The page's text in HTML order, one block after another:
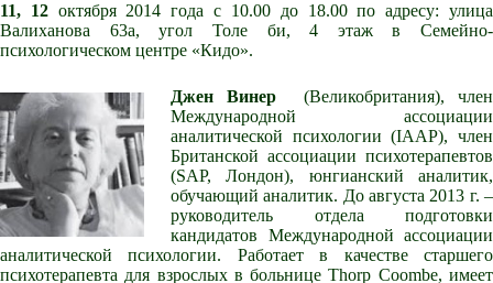
11, 12октября 2014 года с 10.00 до 18.00по адресу: улица
Валиханова 63а, угол Толе би, 4 этаж в Семейно-
психологическом центре «Кидо».
Джен Винер (Великобритания), член
Международной ассоциации
аналитической психологии (IAAP), член
Британской ассоциации психотерапевтов
(SAP, Лондон), юнгианский аналитик,
обучающий аналитик. До августа 2013 г. –
руководитель отдела подготовки
кандидатов Международной ассоциации
аналитической психологии. Работает в качестве старшего
психотерапевта для взрослых в больнице Thorp Coombe, имеет